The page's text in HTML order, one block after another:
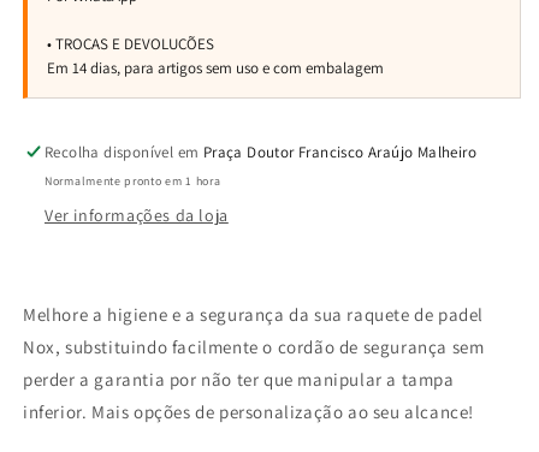
Recolha disponível em Praça Doutor Francisco Araújo Malheiro
Normalmente pronto em 1 hora
Ver informações da loja
Melhore a higiene e a segurança da sua raquete de padel
Nox, substituindo facilmente o cordão de segurança sem
perder a garantia por não ter que manipular a tampa
inferior. Mais opções de personalização ao seu alcance!